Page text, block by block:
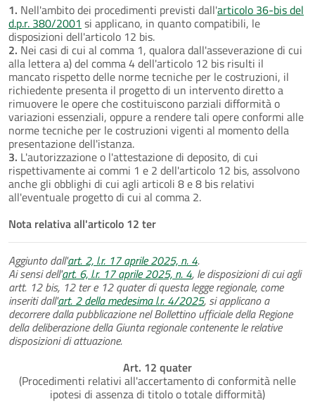
1. Nell'ambito dei procedimenti previsti dall'articolo 36-bis del
d.p.r. 380/2001 si applicano, in quanto compatibili, le
disposizioni dell'articolo 12 bis.
2. Nei casi di cui al comma 1, qualora dall'asseverazione di cui
alla lettera a) del comma 4 dell'articolo 12 bis risulti il
mancato rispetto delle norme tecniche per le costruzioni, il
richiedente presenta il progetto di un intervento diretto a
rimuovere le opere che costituiscono parziali difformità o
variazioni essenziali, oppure a rendere tali opere conformi alle
norme tecniche per le costruzioni vigenti al momento della
presentazione dell'istanza.
3. L'autorizzazione o l'attestazione di deposito, di cui
rispettivamente ai commi 1 e 2 dell'articolo 12 bis, assolvono
anche gli obblighi di cui agli articoli 8 e 8 bis relativi
all'eventuale progetto di cui al comma 2.
Nota relativa all'articolo 12 ter
Aggiunto dall'art. 2, l.r. 17 aprile 2025, n. 4.
Ai sensi dell'art. 6, l.r. 17 aprile 2025, n. 4, le disposizioni di cui agli
artt. 12 bis, 12 ter e 12 quater di questa legge regionale, come
inseriti dall'art. 2 della medesima l.r. 4/2025, si applicano a
decorrere dalla pubblicazione nel Bollettino ufficiale della Regione
della deliberazione della Giunta regionale contenente le relative
disposizioni di attuazione.
Art. 12 quater
(Procedimenti relativi all'accertamento di conformità nelle
ipotesi di assenza di titolo o totale difformità)